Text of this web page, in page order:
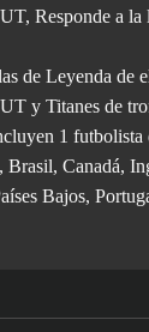
Responde a
de Leyenda de
y Titanes de
1 futbolista
Brasil, Canadá,
Bajos,